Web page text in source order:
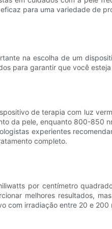
para uma variedade de
na escolha de um
para garantir que você
de terapia com luz
da pele, enquanto 800-850
experientes
completo.
por centímetro
melhores resultados,
com irradiação entre 20 e